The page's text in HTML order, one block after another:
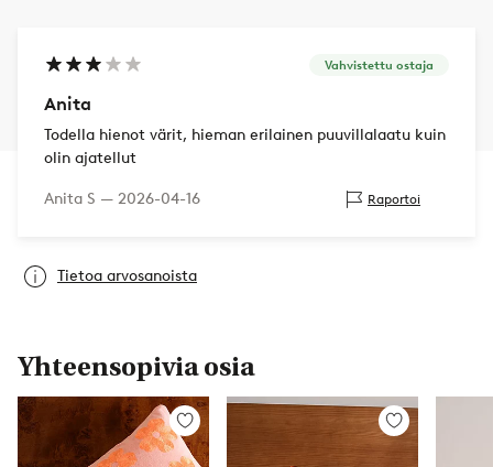
Vahvistettu ostaja
Anita
Todella hienot värit, hieman erilainen puuvillalaatu kuin
olin ajatellut
Anita S — 2026-04-16 Raportoi
Tietoa arvosanoista
Yhteensopivia osia
Lisää
suosikkeihin
Lisää